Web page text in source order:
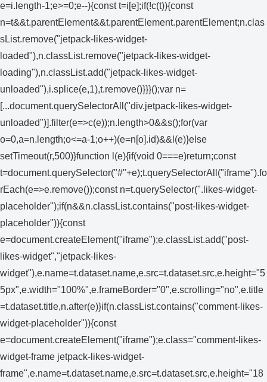
e=i.length-1;e>=0;e--){const t=i[e];if(!c(t)){const
n=t&&t.parentElement&&t.parentElement.parentElement;n.clas
sList.remove("jetpack-likes-widget-
loaded"),n.classList.remove("jetpack-likes-widget-
loading"),n.classList.add("jetpack-likes-widget-
unloaded"),i.splice(e,1),t.remove()}}}();var n=
[...document.querySelectorAll("div.jetpack-likes-widget-
unloaded")].filter(e=>c(e));n.length>0&&s();for(var
o=0,a=n.length;o<=a-1;o++)(e=n[o].id)&&l(e)}else
setTimeout(r,500)}function l(e){if(void 0===e)return;const
t=document.querySelector("#"+e);t.querySelectorAll("iframe").fo
rEach(e=>e.remove());const n=t.querySelector(".likes-widget-
placeholder");if(n&&n.classList.contains("post-likes-widget-
placeholder")){const
e=document.createElement("iframe");e.classList.add("post-
likes-widget","jetpack-likes-
widget"),e.name=t.dataset.name,e.src=t.dataset.src,e.height="5
5px",e.width="100%",e.frameBorder="0",e.scrolling="no",e.title
=t.dataset.title,n.after(e)}if(n.classList.contains("comment-likes-
widget-placeholder")){const
e=document.createElement("iframe");e.class="comment-likes-
widget-frame jetpack-likes-widget-
frame",e.name=t.dataset.name,e.src=t.dataset.src,e.height="18